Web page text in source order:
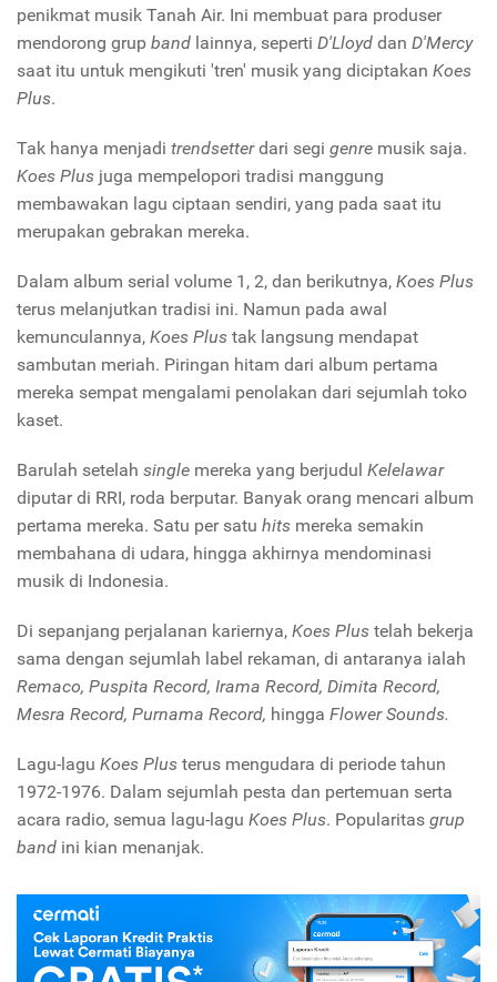
penikmat musik Tanah Air. Ini membuat para produser
mendorong grup band lainnya, seperti D'Lloyd dan D'Mercy
saat itu untuk mengikuti 'tren' musik yang diciptakan Koes
Plus.
Tak hanya menjadi trendsetterdari segi genre musik saja.
Koes Plus juga mempelopori tradisi manggung
membawakan lagu ciptaan sendiri, yang pada saat itu
merupakan gebrakan mereka.
Dalam album serial volume 1, 2, dan berikutnya, Koes Plus
terus melanjutkan tradisi ini. Namun pada awal
kemunculannya, Koes Plus tak langsung mendapat
sambutan meriah. Piringan hitam dari album pertama
mereka sempat mengalami penolakan dari sejumlah toko
kaset.
Barulah setelah single mereka yang berjudul Kelelawar
diputar di RRI, roda berputar. Banyak orang mencari album
pertama mereka. Satu per satu hits mereka semakin
membahana di udara, hingga akhirnya mendominasi
musik di Indonesia.
Di sepanjang perjalanan kariernya, Koes Plus telah bekerja
sama dengan sejumlah label rekaman, di antaranya ialah
Remaco, Puspita Record, Irama Record, Dimita Record,
Mesra Record, Purnama Record, hingga Flower Sounds.
Lagu-lagu Koes Plus terus mengudara di periode tahun
1972-1976. Dalam sejumlah pesta dan pertemuan serta
acara radio, semua lagu-lagu Koes Plus. Popularitas grup
band ini kian menanjak.